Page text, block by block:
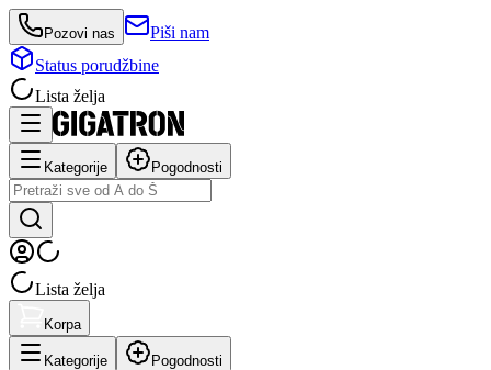
Pozovi nas
Piši nam
Status porudžbine
Lista želja
Kategorije Pogodnosti
Lista želja
Korpa
Kategorije Pogodnosti